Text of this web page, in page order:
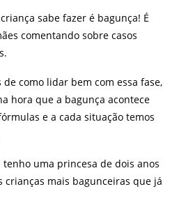
sabe fazer é bagunça! É
comentando sobre casos
de como lidar bem com essa fase,
hora que a bagunça acontece
e a cada situação temos
tenho uma princesa de dois anos
crianças mais bagunceiras que já